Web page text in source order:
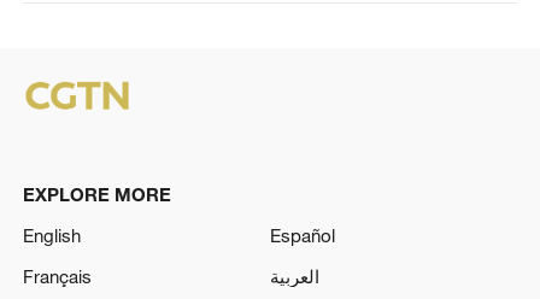
EXPLORE MORE
English
Español
Français
العربية